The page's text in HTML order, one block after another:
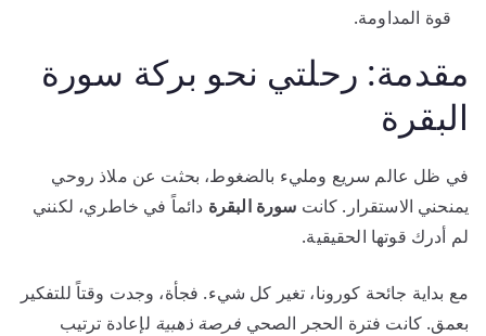
قوة المداومة.
مقدمة: رحلتي نحو بركة سورة
البقرة
في ظل عالم سريع ومليء بالضغوط، بحثت عن ملاذ روحي
يمنحني الاستقرار. كانت سورة البقرة دائماً في خاطري، لكنني
لم أدرك قوتها الحقيقية.
مع بداية جائحة كورونا، تغير كل شيء. فجأة، وجدت وقتاً للتفكير
بعمق. كانت فترة الحجر الصحي فرصة ذهبية لإعادة ترتيب